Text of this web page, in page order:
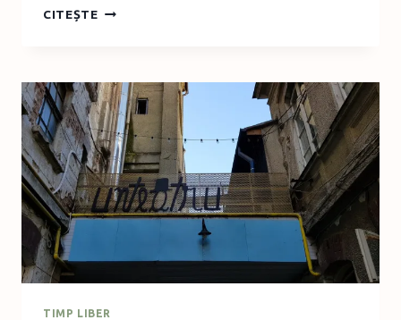
CITEȘTENOI
GUSTOS
ȘI
HRĂNITOR
PENTRU
ȘCOALĂ
TIMP LIBER